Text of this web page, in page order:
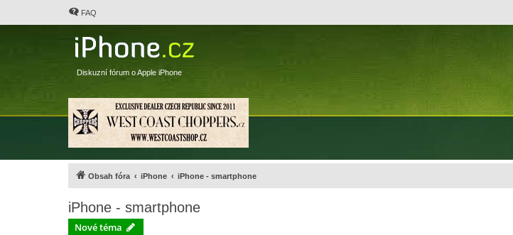
FAQ
Diskuzní fórum o Apple iPhone
Obsah fóra iPhone iPhone - smartphone
iPhone - smartphone
Nové téma